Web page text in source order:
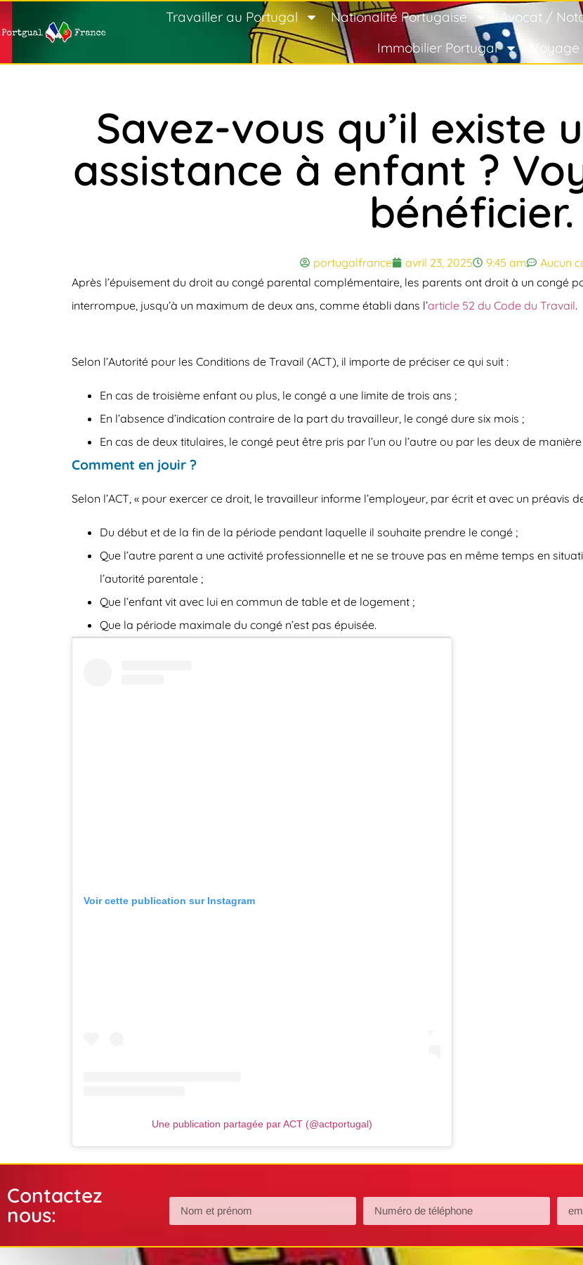
Travailler au Portugal Nationalité Portugaise Avocat /
Immobilier Portugal
Savez-vous qu’il existe
assistance à enfant ?
bénéficier.
portugalfrance avril 23, 2025 9:45 am
Aucun
Après l’épuisement du droit au congé parental complémentaire, les parents ont droit à un congé
interrompue, jusqu’à un maximum de deux ans, comme établi dans l’article 52 du Code du Travail​​​.
Selon l’Autorité pour les Conditions de Travail (ACT), il importe de préciser ce qui suit :
En cas de troisième enfant ou plus, le congé a une limite de trois ans ;
En l’absence d’indication contraire de la part du travailleur, le congé dure six mois ;
En cas de deux titulaires, le congé peut être pris par l’un ou l’autre ou par les deux de
Comment en jouir ?
Selon l’ACT, « pour exercer ce droit, le travailleur informe l’employeur, par écrit et avec un préavis
Du début et de la fin de la période pendant laquelle il souhaite prendre le congé ;
Que l’autre parent a une activité professionnelle et ne se trouve pas en même temps en
l’autorité parentale ;
Que l’enfant vit avec lui en commun de table et de logement ;
Que la période maximale du congé n’est pas épuisée.
Voir cette publication sur Instagram
Une publication partagée par ACT (@actportugal)
Contactez
nous: